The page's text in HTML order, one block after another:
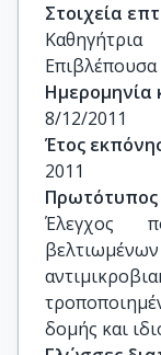
Στοιχεία
Επιβλέπουσα
Ημερομηνία
8/12/2011
Έτος
2011
Πρωτότυπος
Έλεγχος
δομής και